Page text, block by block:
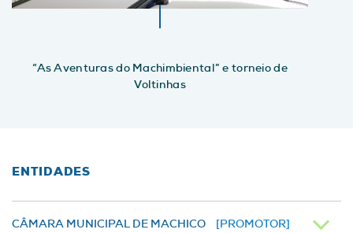
“As Aventuras do Machimbiental” e torneio de
Voltinhas
ENTIDADES
CÂMARA MUNICIPAL DE MACHICO [PROMOTOR]